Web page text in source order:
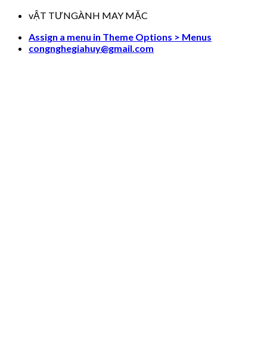
Skip
content
vẬT TƯNGÀNH MAY MẶC
Assign a menu in Theme Options > Menus
congnghegiahuy@gmail.com